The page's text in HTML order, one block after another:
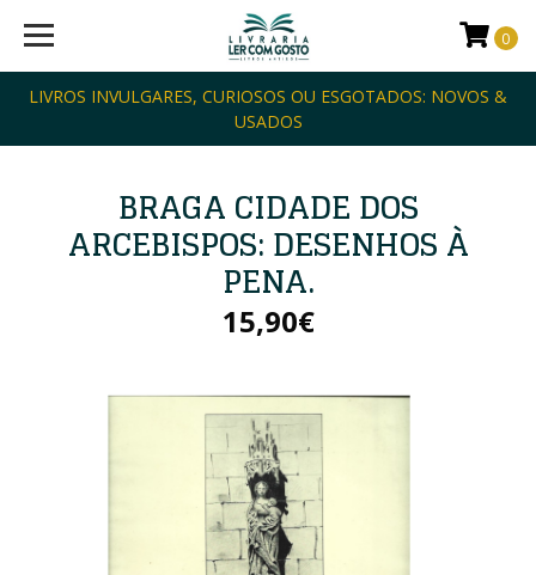
LIVROS INVULGARES, CURIOSOS OU ESGOTADOS: NOVOS &
USADOS
0
BRAGA CIDADE DOS
ARCEBISPOS: DESENHOS À
PENA.
15,90€